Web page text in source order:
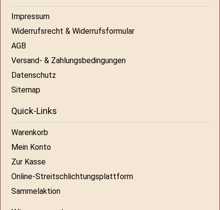
Impressum
Widerrufsrecht & Widerrufsformular
AGB
Versand- & Zahlungsbedingungen
Datenschutz
Sitemap
Quick-Links
Warenkorb
Mein Konto
Zur Kasse
Online-Streitschlichtungsplattform
Sammelaktion